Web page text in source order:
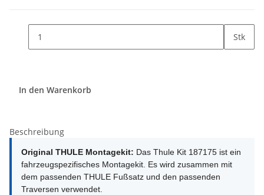
Stk
In den Warenkorb
Beschreibung
Original THULE Montagekit: Das Thule Kit 187175 ist ein
fahrzeugspezifisches Montagekit. Es wird zusammen mit
dem passenden THULE Fußsatz und den passenden
Traversen verwendet.